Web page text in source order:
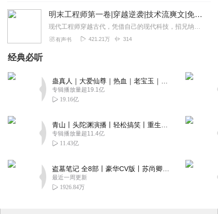
明末工程师第一卷|穿越逆袭|技术流爽文|免费收听
现代工程师穿越古代，凭借自己的现代科技，招兄纳弟，逆袭人生主播推荐专辑：↓↓↓冰块皇叔算计我II天骄帝女重生搭档冰块皇叔超级虐渣甜宠爽文权柄I穿越男主掌握帝...
有声书 421.21万 314
经典必听
专辑播放量超19.1亿
19.16亿
专辑播放量超11.4亿
11.43亿
最近一周更新
1926.84万